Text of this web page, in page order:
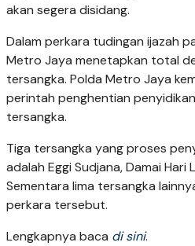
akan segera disidang.
Dalam perkara tudingan ijazah
Metro Jaya menetapkan total
tersangka. Polda Metro Jaya
perintah penghentian
tersangka.
Tiga tersangka yang proses
adalah Eggi Sudjana, Damai Hari
Sementara lima tersangka
perkara tersebut.
Lengkapnya baca di sini.